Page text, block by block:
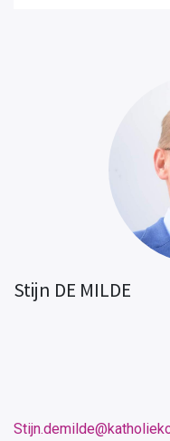
Stijn DE MILDE